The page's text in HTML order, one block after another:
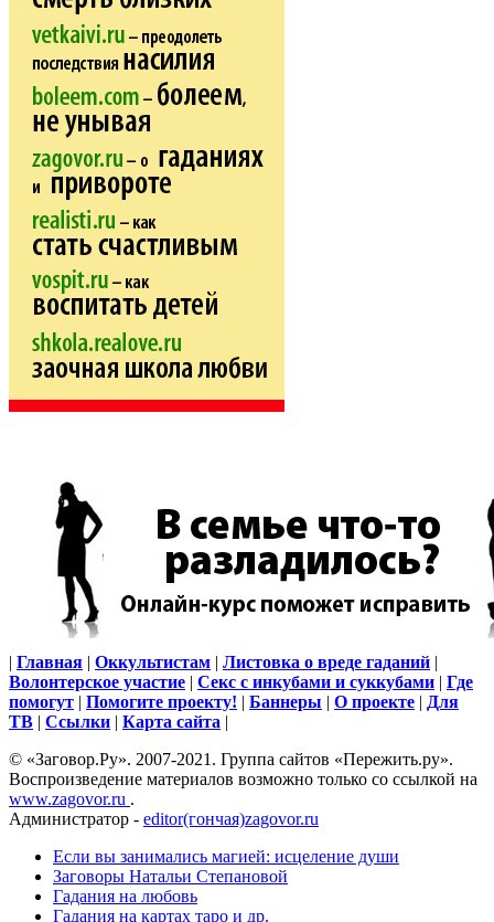
| Главная | Оккультистам | Листовка о вреде гаданий |
Волонтерское участие | Секс с инкубами и суккубами | Где
помогут | Помогите проекту! | Баннеры | О проекте | Для
ТВ | Ссылки | Карта сайта |
© «Заговор.Ру». 2007-2021. Группа сайтов «Пережить.ру».
Воспроизведение материалов возможно только со ссылкой на
www.zagovor.ru .
Администратор - editor(гончая)zagovor.ru
Если вы занимались магией: исцеление души
Заговоры Натальи Степановой
Гадания на любовь
Гадания на картах таро и др.